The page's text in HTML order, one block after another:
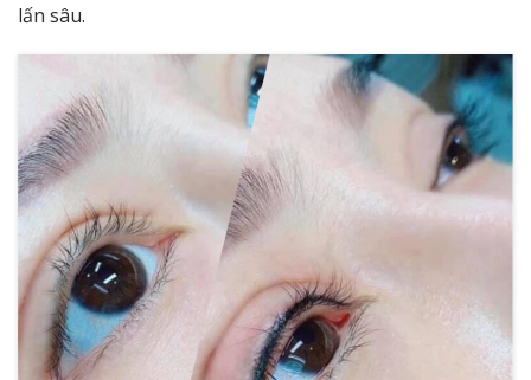
lấn sâu.